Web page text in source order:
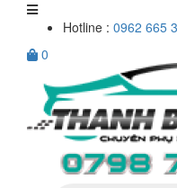
Hotline : 0962 665
0